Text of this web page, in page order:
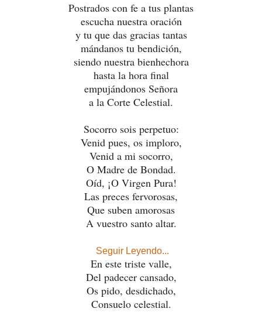
Postrados con fe a tus plantas
escucha nuestra oración
y tu que das gracias tantas
mándanos tu bendición,
siendo nuestra bienhechora
hasta la hora final
empujándonos Señora
a la Corte Celestial.
Socorro sois perpetuo:
Venid pues, os imploro,
Venid a mi socorro,
O Madre de Bondad.
Oíd, ¡O Virgen Pura!
Las preces fervorosas,
Que suben amorosas
A vuestro santo altar.
Seguir Leyendo...
En este triste valle,
Del padecer cansado,
Os pido, desdichado,
Consuelo celestial.